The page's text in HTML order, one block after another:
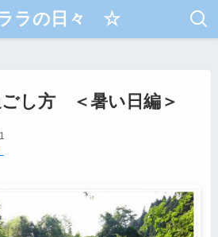
ラの日々 ☆
し方 ＜暑い日編＞